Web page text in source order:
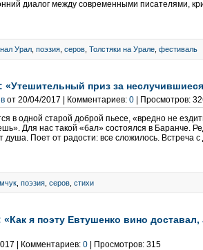
диалог между современными писателями,
Урал поэзия серов Толстяки на Урале фестиваль
«Утешительный приз за
от 20/04/2017 | Комментариев: 0 | Просмотров:
в одной старой доброй пьесе, «вредно не
Для нас такой «бал» состоялся в Баранче.
душа. Поет от радости: все сложилось. Встреча с
поэзия серов стихи
я поэту Евтушенко вино
| Комментариев: 0 | Просмотров: 315